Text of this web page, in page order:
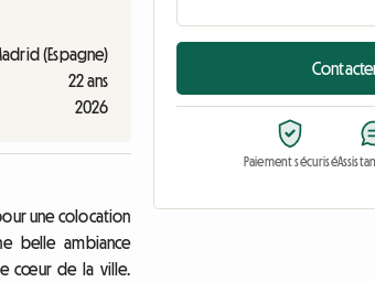
(Espagne)
22 ans
2026
une colocation
belle ambiance
cœur de la ville.
Paiement sécurisé